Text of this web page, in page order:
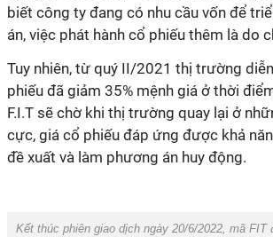
biết công ty đang có nhu cầu vốn để
án, việc phát hành cổ phiếu thêm là do
Tuy nhiên, từ quý II/2021 thị trường
phiếu đã giảm 35% mệnh giá ở thời
F.I.T sẽ chờ khi thị trường quay lại ở
cực, giá cổ phiếu đáp ứng được khả
đề xuất và làm phương án huy động.
Kết thúc phiên giao dịch ngày 20/6/2022, mã FIT